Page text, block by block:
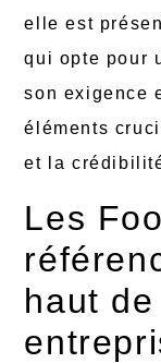
elle est
qui opte pour
son exigence
éléments
et la
Les
haut